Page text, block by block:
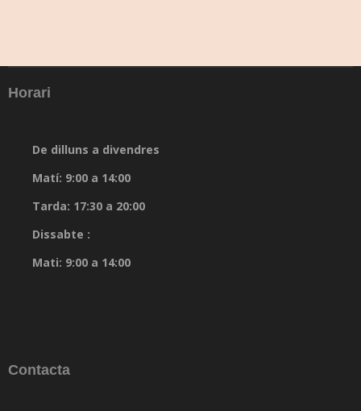
Horari
De dilluns a divendres
Matí: 9:00 a 14:00
Tarda: 17:30 a 20:00
Dissabte :
Mati: 9:00 a 14:00
Contacta